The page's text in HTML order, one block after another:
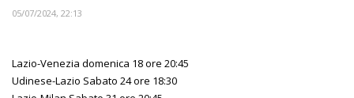
05/07/2024, 22:13
Lazio-Venezia domenica 18 ore 20:45
Udinese-Lazio Sabato 24 ore 18:30